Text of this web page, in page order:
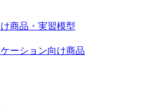
商品・実習模型
ーション向け商品